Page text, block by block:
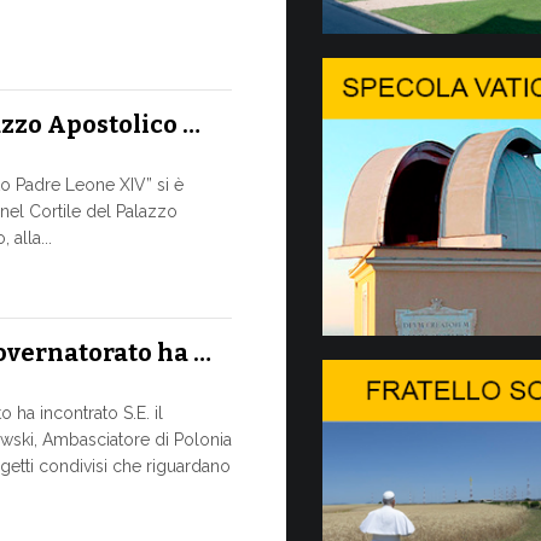
Apostolico …
Padre Leone XIV” si è
Cortile del Palazzo
ha …
ha incontrato S.E. il
Ambasciatore di Polonia
condivisi che riguardano
A
TEMPI
Nella
pomeriggio,
9 LUGLIO, 2026
Il
Papa Leone
sua
8 LUGLIO, 2026